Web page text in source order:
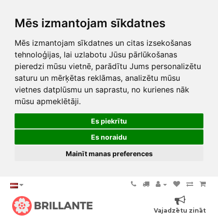
Mēs izmantojam sīkdatnes
Mēs izmantojam sīkdatnes un citas izsekošanas
tehnoloģijas, lai uzlabotu Jūsu pārlūkošanas
pieredzi mūsu vietnē, parādītu Jums personalizētu
saturu un mērķētas reklāmas, analizētu mūsu
vietnes datplūsmu un saprastu, no kurienes nāk
mūsu apmeklētāji.
Es piekrītu
Es noraidu
Mainīt manas preferences
Vajadzētu zināt